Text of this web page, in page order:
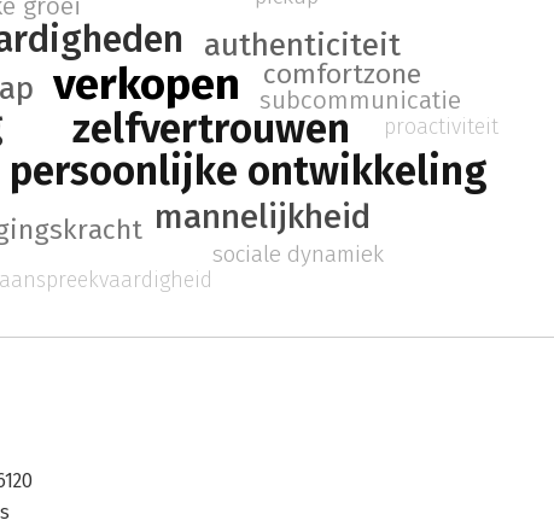
verkopen
zelfvertrouwen
persoonlijke ontwikkeling
mannelijkheid
authenticiteit
comfortzone
subcommunicatie
groei
sociale dynamiek
proactiviteit
aanspreekvaardigheid